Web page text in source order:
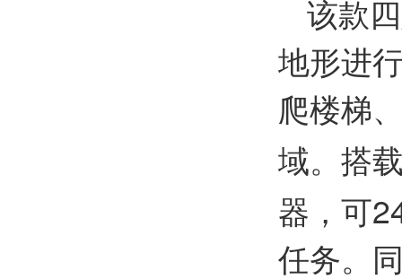
该款
地形进
爬楼梯
域。搭
器，可
任务。